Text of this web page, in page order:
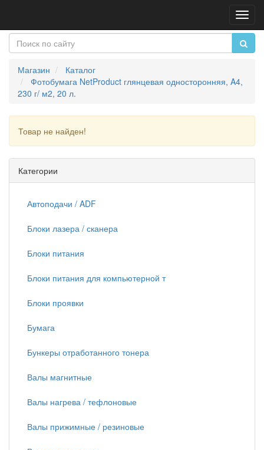
Магазин
Каталог
Фотобумага NetProduct глянцевая односторонняя, A4,
230 г/ м2, 20 л.
Товар не найден!
Категории
Автоподачи / ADF
Блоки лазера / сканера
Блоки питания
Блоки питания для компьютерной т
Блоки проявки
Бумага
Бункеры отработанного тонера
Валы магнитные
Валы нагрева / тефлоновые
Валы прижимные / резиновые